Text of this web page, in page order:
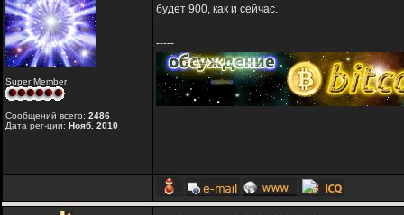
Super Member
Сообщений всего: 2486
Дата рег-ции: Нояб. 2010
будет 900, как и сейчас.
-----